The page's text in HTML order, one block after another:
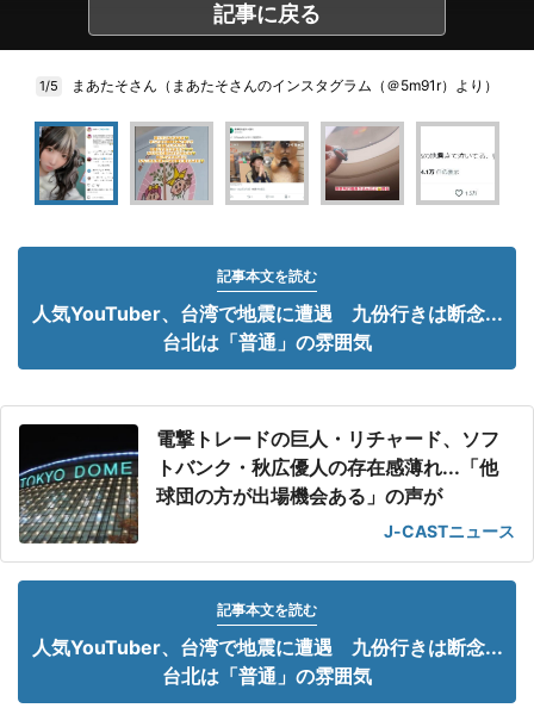
記事に戻る
1/5 まあたそさん（まあたそさんのインスタグラム（＠5m91r）より）
記事本文を読む
人気YouTuber、台湾で地震に遭遇 九份行きは断念...
台北は「普通」の雰囲気
電撃トレードの巨人・リチャード、ソフ
トバンク・秋広優人の存在感薄れ...「他
球団の方が出場機会ある」の声が
J-CASTニュース
記事本文を読む
人気YouTuber、台湾で地震に遭遇 九份行きは断念...
台北は「普通」の雰囲気